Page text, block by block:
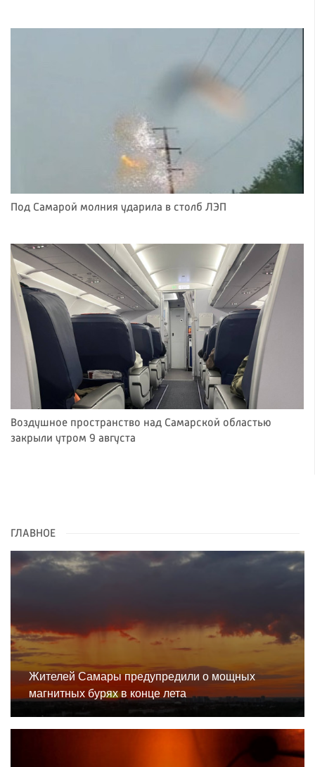
Под Самарой молния ударила в столб ЛЭП
Воздушное пространство над Самарской областью
закрыли утром 9 августа
ГЛАВНОЕ
Жителей Самары предупредили о мощных
магнитных бурях в конце лета